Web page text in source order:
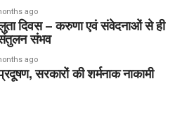
ago
दिवस – करुणा एवं संवेदनाओं से ही
संभव
ago
सरकारों की शर्मनाक नाकामी